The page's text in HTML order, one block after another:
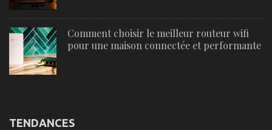
Comment choisir le meilleur routeur wifi
pour une maison connectée et performante
TENDANCES